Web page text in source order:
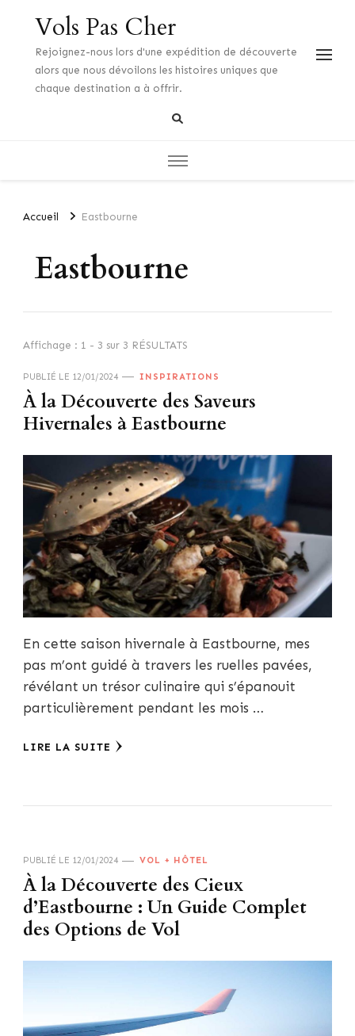
Vols Pas Cher
Rejoignez-nous lors d'une expédition de découverte
alors que nous dévoilons les histoires uniques que
chaque destination a à offrir.
Accueil Eastbourne
Eastbourne
Affichage : 1 - 3 sur 3 RÉSULTATS
PUBLIÉ LE 12/01/2024 INSPIRATIONS
À la Découverte des Saveurs
Hivernales à Eastbourne
En cette saison hivernale à Eastbourne, mes
pas m’ont guidé à travers les ruelles pavées,
révélant un trésor culinaire qui s’épanouit
particulièrement pendant les mois …
LIRE LA SUITE
PUBLIÉ LE 12/01/2024 VOL + HÔTEL
À la Découverte des Cieux
d’Eastbourne : Un Guide Complet
des Options de Vol